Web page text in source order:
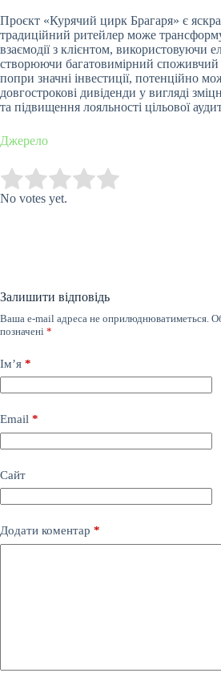
Проєкт «Курячий цирк Брагаря» є
традиційний ритейлер може
взаємодії з клієнтом, використовуючи
створюючи багатовимірний споживчий
попри значні інвестиції, потенційно
довгострокові дивіденди у вигляді
та підвищення лояльності цільової
Джерело
Rate this item:
No votes yet.
Залишити відповідь
Ваша e-mail адреса не оприлюднюватиметься.
позначені *
Ім’я *
Email *
Сайт
Додати коментар *